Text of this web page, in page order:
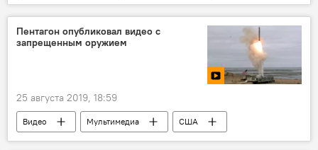
Юрмала
Латвия
Пентагон опубликовал видео с
запрещенным оружием
25 августа 2019, 18:59
Видео Мультимедиа
США
Томагавк
пуск ракета